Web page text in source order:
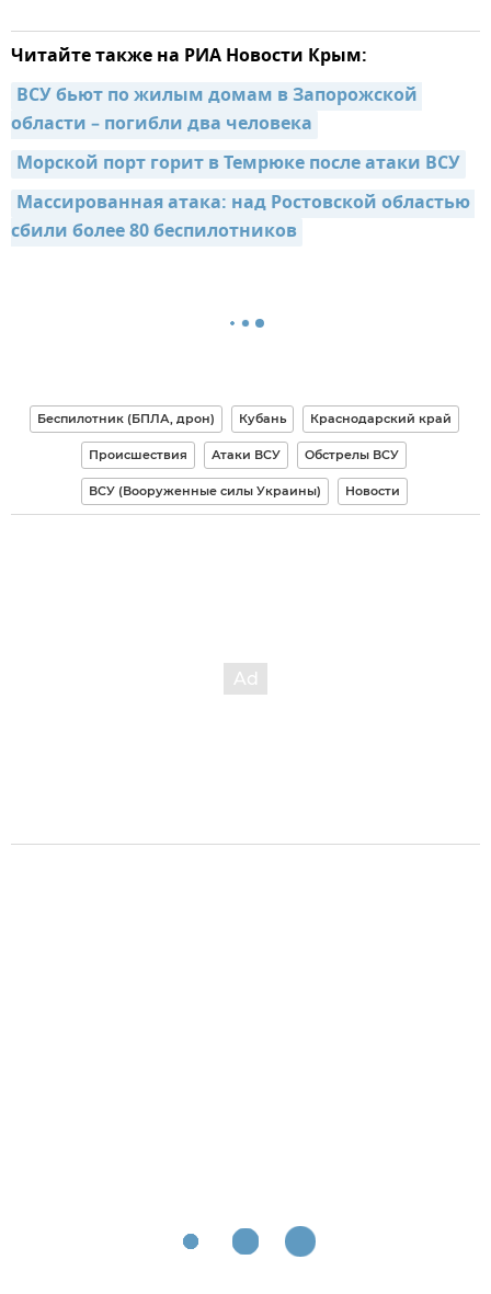
Читайте также на РИА Новости Крым:
ВСУ бьют по жилым домам в Запорожской
области – погибли два человека
Морской порт горит в Темрюке после атаки ВСУ
Массированная атака: над Ростовской областью
сбили более 80 беспилотников
Беспилотник (БПЛА, дрон) Кубань Краснодарский край
Происшествия Атаки ВСУ Обстрелы ВСУ
ВСУ (Вооруженные силы Украины) Новости